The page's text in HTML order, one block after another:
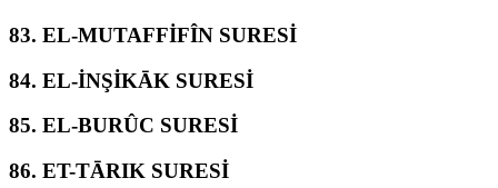
83. EL-MUTAFFİFÎN SURESİ
84. EL-İNŞİKĀK SURESİ
85. EL-BURÛC SURESİ
86. ET-TĀRIK SURESİ